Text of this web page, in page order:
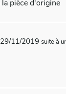
pièce d'origine
11/2019 suite à